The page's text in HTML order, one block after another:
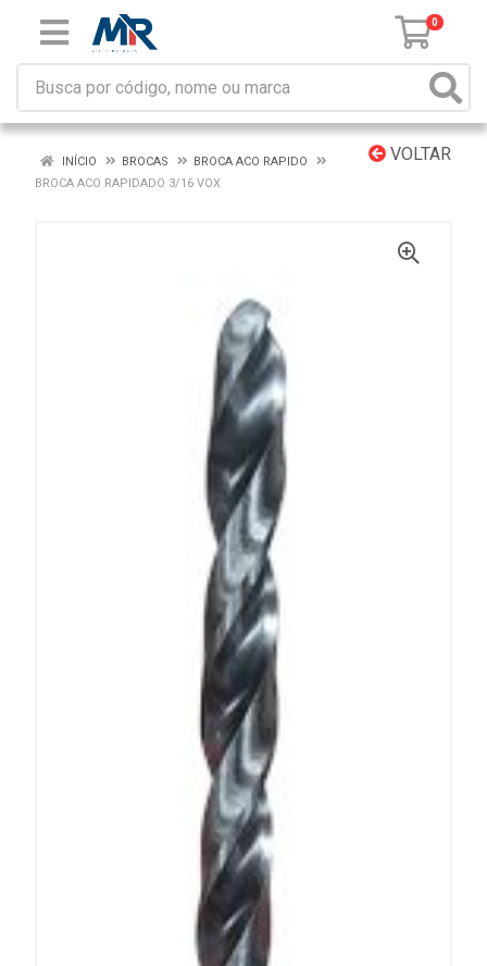
0
VOLTAR
INÍCIO BROCAS
BROCA ACO RAPIDO
BROCA ACO RAPIDADO 3/16 VOX